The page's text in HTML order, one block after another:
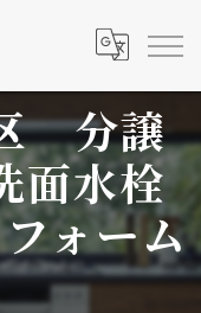
分譲
面水栓
ォーム